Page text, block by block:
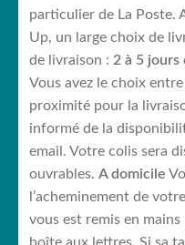
particulier de La Poste.
Up, un large choix de
de livraison : 2 à 5 jours
Vous avez le choix
proximité pour la
informé de la
email. Votre colis sera
ouvrables. A domicile
l’acheminement de
vous est remis en
boîte aux lettres. Si sa